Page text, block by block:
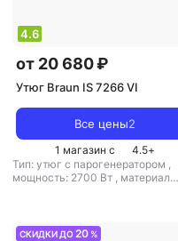
4.6
от 20 680 ₽
Утюг Braun IS 7266 VI
Все цены2
1 магазин с 4.5+
Тип: утюг с парогенератором ,
мощность: 2700 Вт , материал
СКИДКИ ДО20 %